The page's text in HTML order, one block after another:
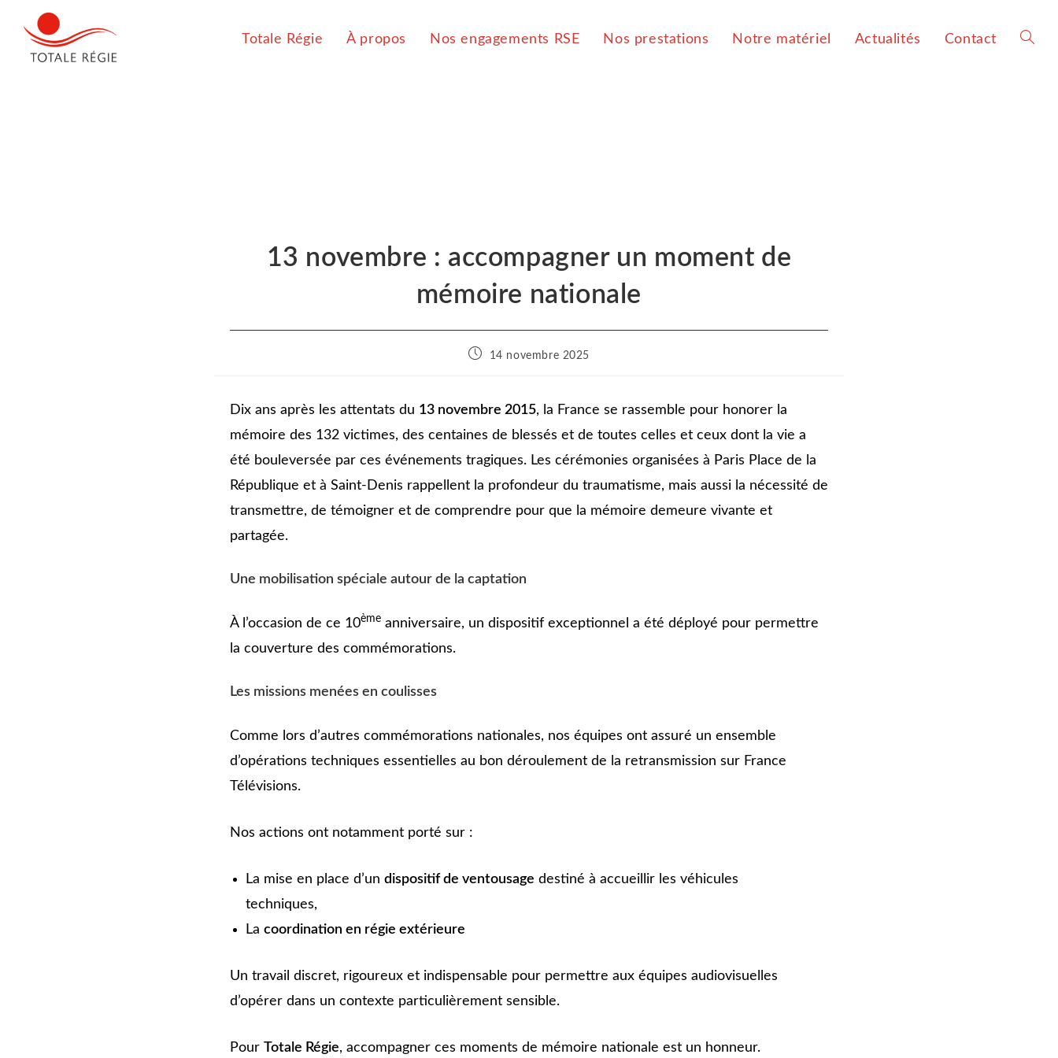
Totale Régie À propos Nos engagements RSE Nos prestations Notre matériel Actualités Contact
13 novembre : accompagner un moment de
mémoire nationale
14 novembre 2025
Dix ans après les attentats du 13 novembre 2015, la France se rassemble pour honorer la
mémoire des 132 victimes, des centaines de blessés et de toutes celles et ceux dont la vie a
été bouleversée par ces événements tragiques. Les cérémonies organisées à Paris Place de la
République et à Saint-Denis rappellent la profondeur du traumatisme, mais aussi la nécessité de
transmettre, de témoigner et de comprendre pour que la mémoire demeure vivante et
partagée.
Une mobilisation spéciale autour de la captation
À l’occasion de ce 10ème anniversaire, un dispositif exceptionnel a été déployé pour permettre
la couverture des commémorations.
Les missions menées en coulisses
Comme lors d’autres commémorations nationales, nos équipes ont assuré un ensemble
d’opérations techniques essentielles au bon déroulement de la retransmission sur France
Télévisions.
Nos actions ont notamment porté sur :
La mise en place d’un dispositif de ventousage destiné à accueillir les véhicules
techniques,
La coordination en régie extérieure
Un travail discret, rigoureux et indispensable pour permettre aux équipes audiovisuelles
d’opérer dans un contexte particulièrement sensible.
Pour Totale Régie, accompagner ces moments de mémoire nationale est un honneur.